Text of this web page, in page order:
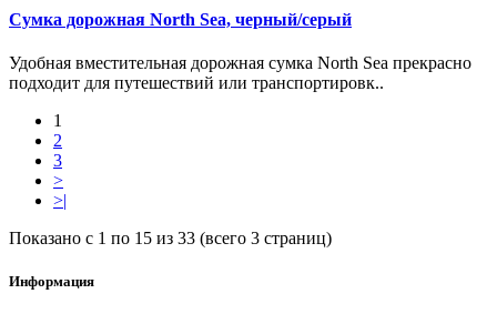
Сумка дорожная North Sea, черный/серый
Удобная вместительная дорожная сумка North Sea прекрасно
подходит для путешествий или транспортировк..
1
2
3
>
>|
Показано с 1 по 15 из 33 (всего 3 страниц)
Информация